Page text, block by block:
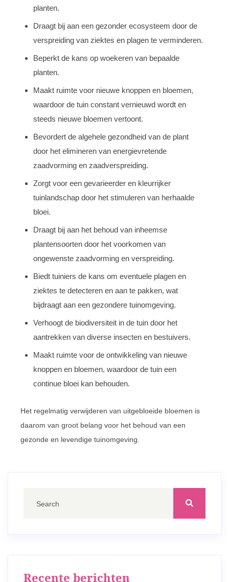
planten.
Draagt bij aan een gezonder ecosysteem door de
verspreiding van ziektes en plagen te verminderen.
Beperkt de kans op woekeren van bepaalde
planten.
Maakt ruimte voor nieuwe knoppen en bloemen,
waardoor de tuin constant vernieuwd wordt en
steeds nieuwe bloemen vertoont.
Bevordert de algehele gezondheid van de plant
door het elimineren van energievretende
zaadvorming en zaadverspreiding.
Zorgt voor een gevarieerder en kleurrijker
tuinlandschap door het stimuleren van herhaalde
bloei.
Draagt bij aan het behoud van inheemse
plantensoorten door het voorkomen van
ongewenste zaadvorming en verspreiding.
Biedt tuiniers de kans om eventuele plagen en
ziektes te detecteren en aan te pakken, wat
bijdraagt aan een gezondere tuinomgeving.
Verhoogt de biodiversiteit in de tuin door het
aantrekken van diverse insecten en bestuivers.
Maakt ruimte voor de ontwikkeling van nieuwe
knoppen en bloemen, waardoor de tuin een
continue bloei kan behouden.
Het regelmatig verwijderen van uitgebloeide bloemen is
daarom van groot belang voor het behoud van een
gezonde en levendige tuinomgeving.
Recente berichten